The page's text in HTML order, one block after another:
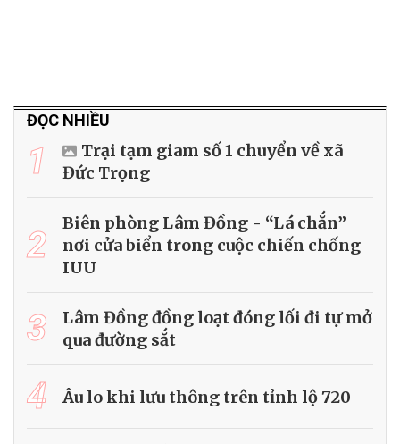
ĐỌC NHIỀU
1
Trại tạm giam số 1 chuyển về xã
Đức Trọng
2
Biên phòng Lâm Đồng - “Lá chắn”
nơi cửa biển trong cuộc chiến chống
IUU
3
Lâm Đồng đồng loạt đóng lối đi tự mở
qua đường sắt
4 Âu lo khi lưu thông trên tỉnh lộ 720